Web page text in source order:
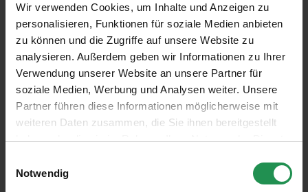
Wir verwenden Cookies, um Inhalte und Anzeigen zu
personalisieren, Funktionen für soziale Medien anbieten
zu können und die Zugriffe auf unsere Website zu
analysieren. Außerdem geben wir Informationen zu Ihrer
Verwendung unserer Website an unsere Partner für
soziale Medien, Werbung und Analysen weiter. Unsere
Partner führen diese Informationen möglicherweise mit
weiteren Daten zusammen, die Sie ihnen bereitgestellt
haben oder die sie im Rahmen Ihrer Nutzung der Dienste
Notwendig
für zahlreiche Kleintiere schafft.
80.000 m² GESIBA-Ökoflächen – ein wertvoller Beitrag
zu einer lebenswerten Stadt
Auf rund 80.000 m² Ökoflächen in den GESIBA-
Wohnhausanlagen entstehen so vielfältige, naturnahe
Wiesen. Die GESIBA-Ökoflächen zeigen, wie alles
zusammenhängt: Blüten locken Bestäuber wie Bienen
und Schmetterlinge an, Insekten dienen Vögeln als